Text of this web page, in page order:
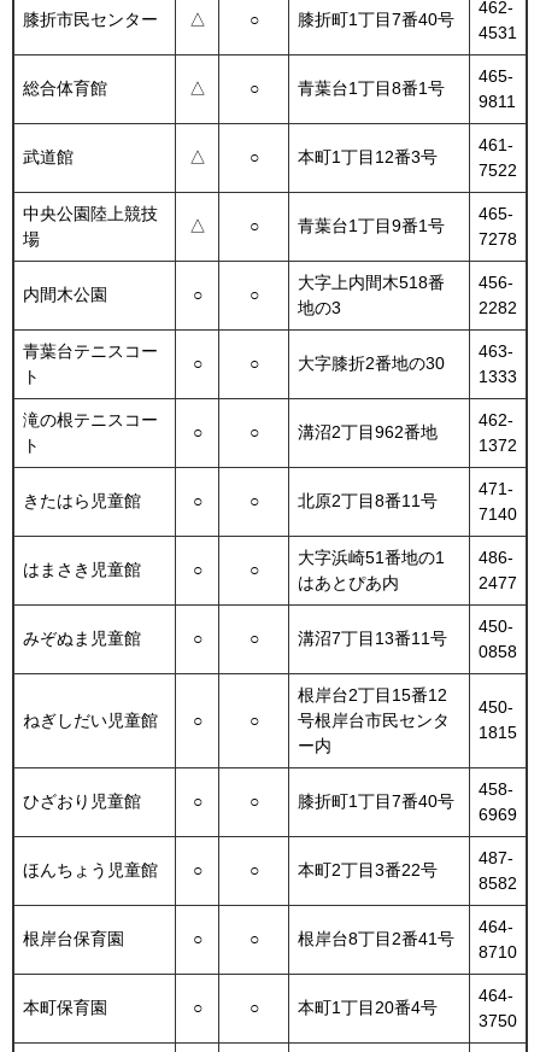
膝折市民センター △ ○ 膝折町1丁目7番40号
462-
4531
総合体育館 △ ○ 青葉台1丁目8番1号
465-
9811
武道館 △ ○ 本町1丁目12番3号
461-
7522
中央公園陸上競技
場
△ ○ 青葉台1丁目9番1号
465-
7278
内間木公園 ○ ○
大字上内間木518番
地の3
456-
2282
青葉台テニスコー
ト
○ ○ 大字膝折2番地の30
463-
1333
滝の根テニスコー
ト
○ ○ 溝沼2丁目962番地
462-
1372
きたはら児童館 ○ ○ 北原2丁目8番11号
471-
7140
はまさき児童館 ○ ○
大字浜崎51番地の1
はあとぴあ内
486-
2477
みぞぬま児童館 ○ ○ 溝沼7丁目13番11号
450-
0858
ねぎしだい児童館 ○ ○
根岸台2丁目15番12
号根岸台市民センタ
ー内
450-
1815
ひざおり児童館 ○ ○ 膝折町1丁目7番40号
458-
6969
ほんちょう児童館 ○ ○ 本町2丁目3番22号
487-
8582
根岸台保育園 ○ ○ 根岸台8丁目2番41号
464-
8710
本町保育園 ○ ○ 本町1丁目20番4号
464-
3750